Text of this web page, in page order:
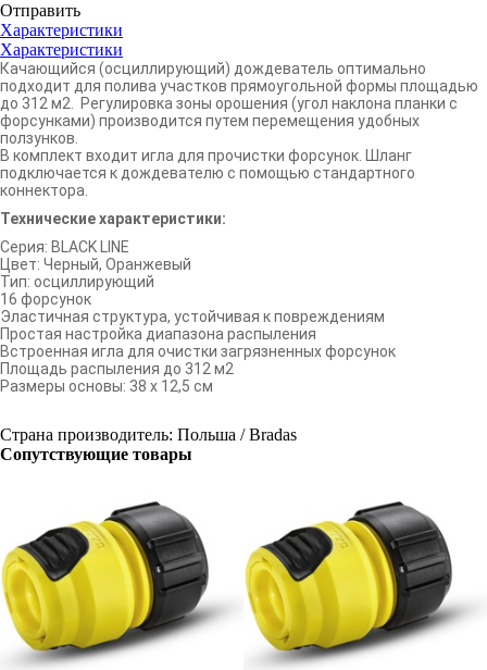
Отправить
Характеристики
Характеристики
Качающийся (осциллирующий) дождеватель оптимально
подходит для полива участков прямоугольной формы площадью
до 312 м2. Регулировка зоны орошения (угол наклона планки с
форсунками) производится путем перемещения удобных
ползунков.
В комплект входит игла для прочистки форсунок. Шланг
подключается к дождевателю с помощью стандартного
коннектора.
Технические характеристики:
Серия: BLACK LINE
Цвет: Черный, Оранжевый
Тип: осциллирующий
16 форсунок
Эластичная структура, устойчивая к повреждениям
Простая настройка диапазона распыления
Встроенная игла для очистки загрязненных форсунок
Площадь распыления до 312 м2
Размеры основы: 38 х 12,5 см
Страна производитель: Польша / Bradas
Сопутствующие товары